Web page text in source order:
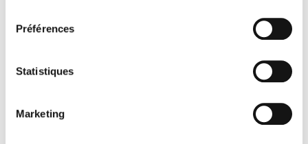
Préférences
Statistiques
Marketing
MARTIN
Inserm